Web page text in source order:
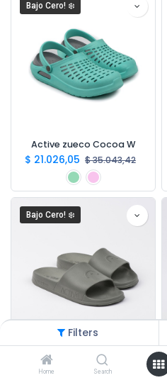
Filters
Home Search
Bajo Cero! ❄️
Active zueco Cocoa W
$ 21.026,05 $35.043,42
Bajo Cero! ❄️
Active Sandalia Valley H
13.978,21 23.297,03